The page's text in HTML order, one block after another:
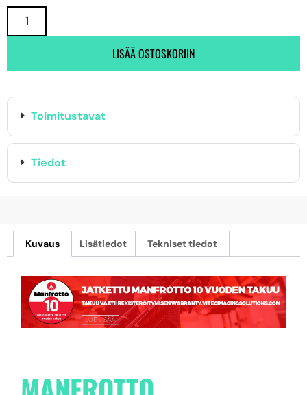
LISÄÄ OSTOSKORIIN
Toimitustavat
Tiedot
Kuvaus Lisätiedot Tekniset tiedot